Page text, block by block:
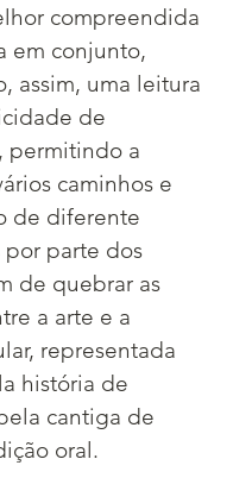
compreendida
em conjunto,
assim, uma leitura
de
permitindo a
caminhos e
de diferente
parte dos
de quebrar as
a arte e a
representada
história de
cantiga de
oral.